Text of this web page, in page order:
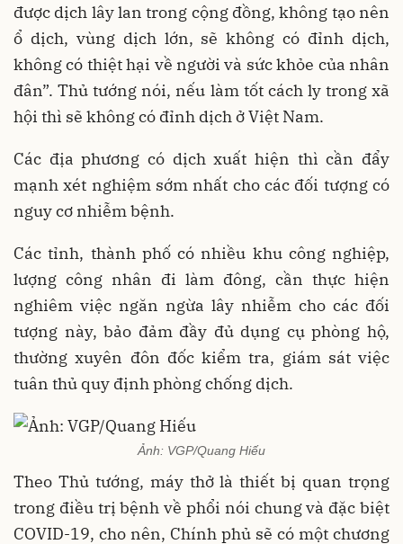
được dịch lây lan trong cộng đồng, không tạo nên
ổ dịch, vùng dịch lớn, sẽ không có đỉnh dịch,
không có thiệt hại về người và sức khỏe của nhân
đân”. Thủ tướng nói, nếu làm tốt cách ly trong xã
hội thì sẽ không có đỉnh dịch ở Việt Nam.
Các địa phương có dịch xuất hiện thì cần đẩy
mạnh xét nghiệm sớm nhất cho các đối tượng có
nguy cơ nhiễm bệnh.
Các tỉnh, thành phố có nhiều khu công nghiệp,
lượng công nhân đi làm đông, cần thực hiện
nghiêm việc ngăn ngừa lây nhiễm cho các đối
tượng này, bảo đảm đầy đủ dụng cụ phòng hộ,
thường xuyên đôn đốc kiểm tra, giám sát việc
tuân thủ quy định phòng chống dịch.
Ảnh: VGP/Quang Hiếu
Theo Thủ tướng, máy thở là thiết bị quan trọng
trong điều trị bệnh về phổi nói chung và đặc biệt
COVID-19, cho nên, Chính phủ sẽ có một chương